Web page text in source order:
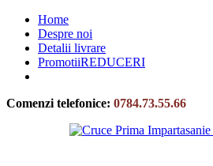
Home
Despre noi
Detalii livrare
PromotiiREDUCERI
Comenzi telefonice: 0784.73.55.66